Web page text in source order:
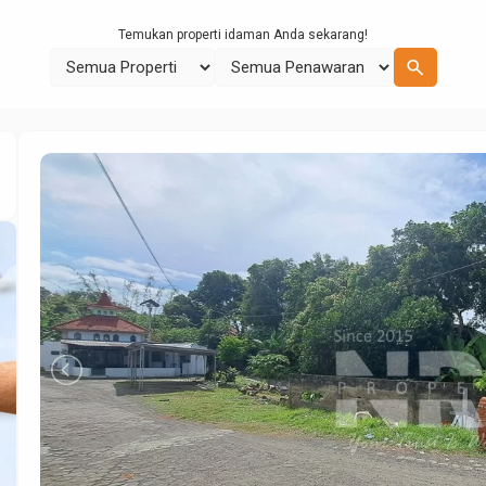
Temukan properti idaman Anda sekarang!
search